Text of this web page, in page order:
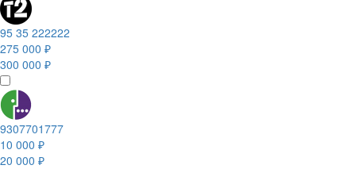
95 35 222222
275 000 ₽
300 000 ₽
9307701777
10 000 ₽
20 000 ₽